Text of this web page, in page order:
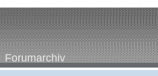
Forumarchiv